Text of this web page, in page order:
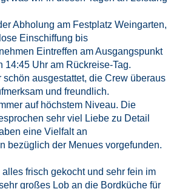
Abholung am Festplatz Weingarten,
Einschiffung bis
Eintreffen am Ausgangspunkt
14:45 Uhr am Rückreise-Tag.
schön ausgestattet, die Crew überaus
und freundlich.
auf höchstem Niveau. Die
sehr viel Liebe zu Detail
eine Vielfalt an
bezüglich der Menues vorgefunden.
frisch gekocht und sehr fein im
großes Lob an die Bordküche für